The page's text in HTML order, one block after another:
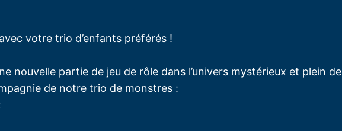
votre trio d’enfants préférés !
nouvelle partie de jeu de rôle dans l’univers mystérieux et plein de
de notre trio de monstres :